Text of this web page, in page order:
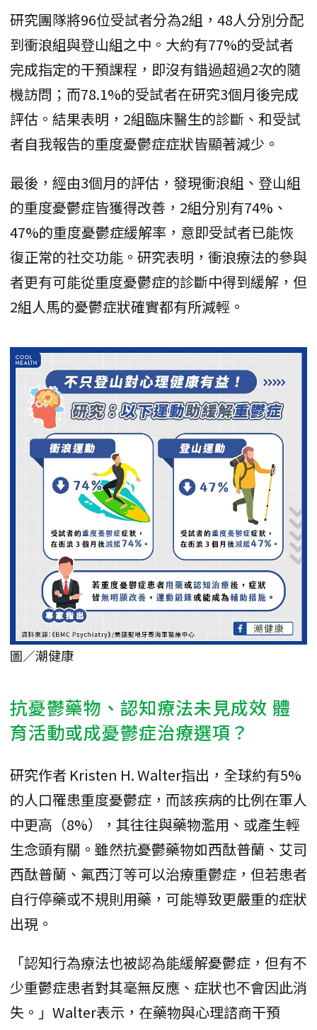
研究團隊將96位受試者分為2組，48人分別分配
到衝浪組與登山組之中。大約有77%的受試者
完成指定的干預課程，即沒有錯過超過2次的隨
機訪問；而78.1%的受試者在研究3個月後完成
評估。結果表明，2組臨床醫生的診斷、和受試
者自我報告的重度憂鬱症症狀皆顯著減少。
最後，經由3個月的評估，發現衝浪組、登山組
的重度憂鬱症皆獲得改善，2組分別有74%、
47%的重度憂鬱症緩解率，意即受試者已能恢
復正常的社交功能。研究表明，衝浪療法的參與
者更有可能從重度憂鬱症的診斷中得到緩解，但
2組人馬的憂鬱症狀確實都有所減輕。
圖／潮健康
抗憂鬱藥物、認知療法未見成效 體
育活動或成憂鬱症治療選項？
研究作者 Kristen H. Walter指出，全球約有5%
的人口罹患重度憂鬱症，而該疾病的比例在軍人
中更高（8%），其往往與藥物濫用、或產生輕
生念頭有關。雖然抗憂鬱藥物如西酞普蘭、艾司
西酞普蘭、氟西汀等可以治療重鬱症，但若患者
自行停藥或不規則用藥，可能導致更嚴重的症狀
出現。
「認知行為療法也被認為能緩解憂鬱症，但有不
少重鬱症患者對其毫無反應、症狀也不會因此消
失。」Walter表示，在藥物與心理諮商干預